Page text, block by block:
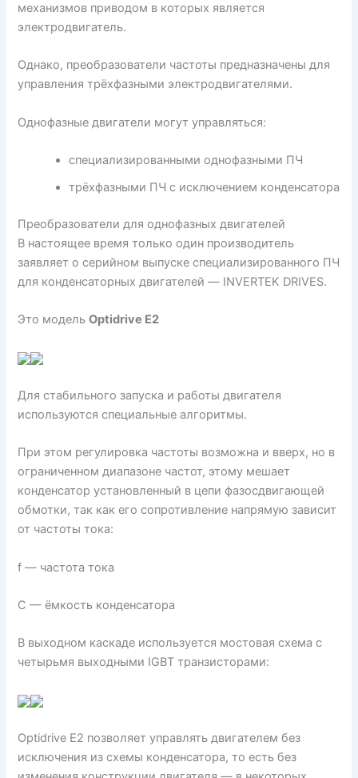
механизмов приводом в которых является
электродвигатель.
Однако, преобразователи частоты предназначены для
управления трёхфазными электродвигателями.
Однофазные двигатели могут управляться:
специализированными однофазными ПЧ
трёхфазными ПЧ с исключением конденсатора
Преобразователи для однофазных двигателей
В настоящее время только один производитель
заявляет о серийном выпуске специализированного ПЧ
для конденсаторных двигателей — INVERTEK DRIVES.
Это модельOptidrive E2
Для стабильного запуска и работы двигателя
используются специальные алгоритмы.
При этом регулировка частоты возможна и вверх, но в
ограниченном диапазоне частот, этому мешает
конденсатор установленный в цепи фазосдвигающей
обмотки, так как его сопротивление напрямую зависит
от частоты тока:
f — частота тока
С — ёмкость конденсатора
В выходном каскаде используется мостовая схема с
четырьмя выходными IGBT транзисторами:
Optidrive E2 позволяет управлять двигателем без
исключения из схемы конденсатора, то есть без